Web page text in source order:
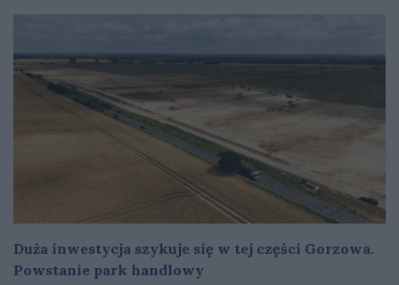
Duża inwestycja szykuje się w tej części Gorzowa.
Powstanie park handlowy